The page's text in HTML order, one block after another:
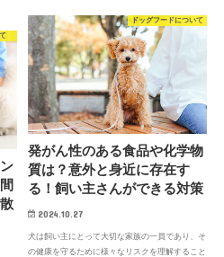
ドッグフードについて
発がん性のある食品や化学物
質は？意外と身近に存在す
る！飼い主さんができる対策
2024.10.27
犬は飼い主にとって大切な家族の一員であり、そ
の健康を守るために様々なリスクを理解すること